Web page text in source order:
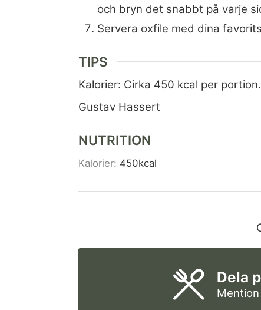
och bryn det snabbt på varje
Servera oxfile med dina
TIPS
Kalorier: Cirka 450 kcal per portion.
Gustav Hassert
NUTRITION
Kalorier: 450kcal
Dela
Mention